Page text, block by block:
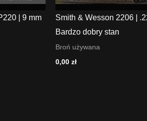
| 9 mm
Smith & Wesson 2206 |
Bardzo dobry stan
Broń używana
0,00 zł